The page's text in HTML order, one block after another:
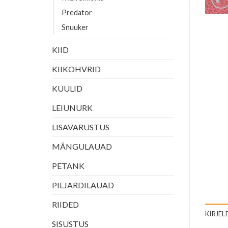
Predator
Snuuker
KIID
KIIKOHVRID
KUULID
LEIUNURK
LISAVARUSTUS
MÄNGULAUAD
PETANK
PILJARDILAUAD
RIIDED
SISUSTUS